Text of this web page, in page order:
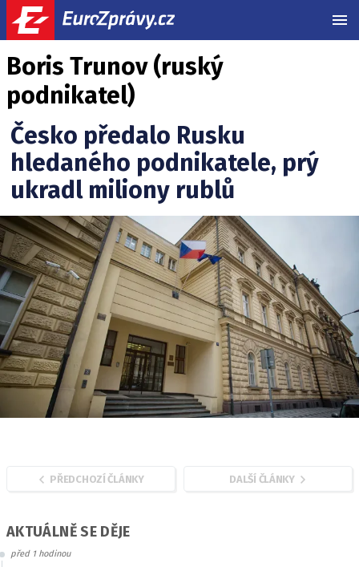
Boris Trunov (ruský
podnikatel)
Česko předalo Rusku
hledaného podnikatele, prý
ukradl miliony rublů
PŘEDCHOZÍ ČLÁNKY DALŠÍ ČLÁNKY
AKTUÁLNĚ SE DĚJE
před 1 hodinou